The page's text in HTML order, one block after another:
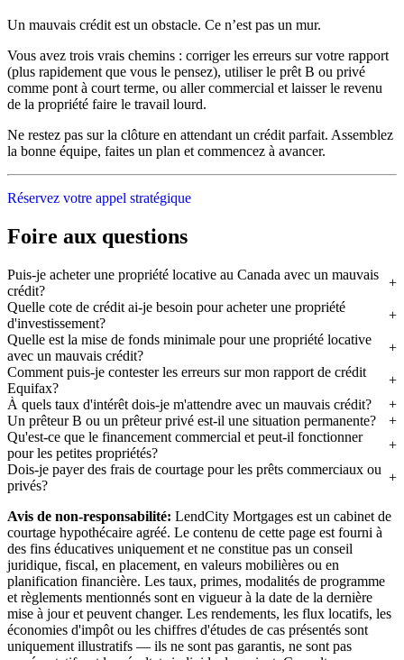
Un mauvais crédit est un obstacle. Ce n’est pas un mur.
Vous avez trois vrais chemins : corriger les erreurs sur votre rapport
(plus rapidement que vous le pensez), utiliser le prêt B ou privé
comme pont à court terme, ou aller commercial et laisser le revenu
de la propriété faire le travail lourd.
Ne restez pas sur la clôture en attendant un crédit parfait. Assemblez
la bonne équipe, faites un plan et commencez à avancer.
Réservez votre appel stratégique
Foire aux questions
Puis-je acheter une propriété locative au Canada avec un mauvais
crédit?
Quelle cote de crédit ai-je besoin pour acheter une propriété
d'investissement?
Quelle est la mise de fonds minimale pour une propriété locative
avec un mauvais crédit?
Comment puis-je contester les erreurs sur mon rapport de crédit
Equifax?
À quels taux d'intérêt dois-je m'attendre avec un mauvais crédit?
Un prêteur B ou un prêteur privé est-il une situation permanente?
Qu'est-ce que le financement commercial et peut-il fonctionner
pour les petites propriétés?
Dois-je payer des frais de courtage pour les prêts commerciaux ou
privés?
Avis de non-responsabilité: LendCity Mortgages est un cabinet de
courtage hypothécaire agréé. Le contenu de cette page est fourni à
des fins éducatives uniquement et ne constitue pas un conseil
juridique, fiscal, en placement, en valeurs mobilières ou en
planification financière. Les taux, primes, modalités de programme
et règlements mentionnés sont en vigueur à la date de la dernière
mise à jour et peuvent changer. Les rendements, les flux locatifs, les
économies d'impôt ou les chiffres d'études de cas présentés sont
uniquement illustratifs — ils ne sont pas garantis, ne sont pas